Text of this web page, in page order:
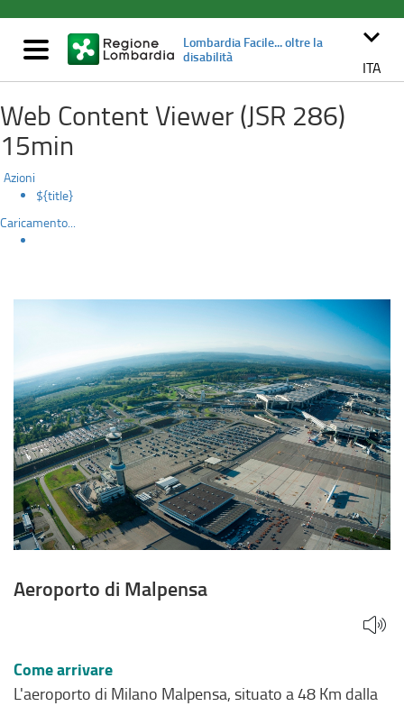
contenuto
principale
Aeroporto
Malpensa
Mostra/nascondi
navigazione
Lombardia Facile... oltre la
disabilità
keyboard_arrow_down
ITA
Web Content Viewer (JSR 286)
15min
Azioni
${title}
Caricamento...
Aeroporto di Malpensa
Come arrivare
L'aeroporto di Milano Malpensa, situato a 48 Km dalla